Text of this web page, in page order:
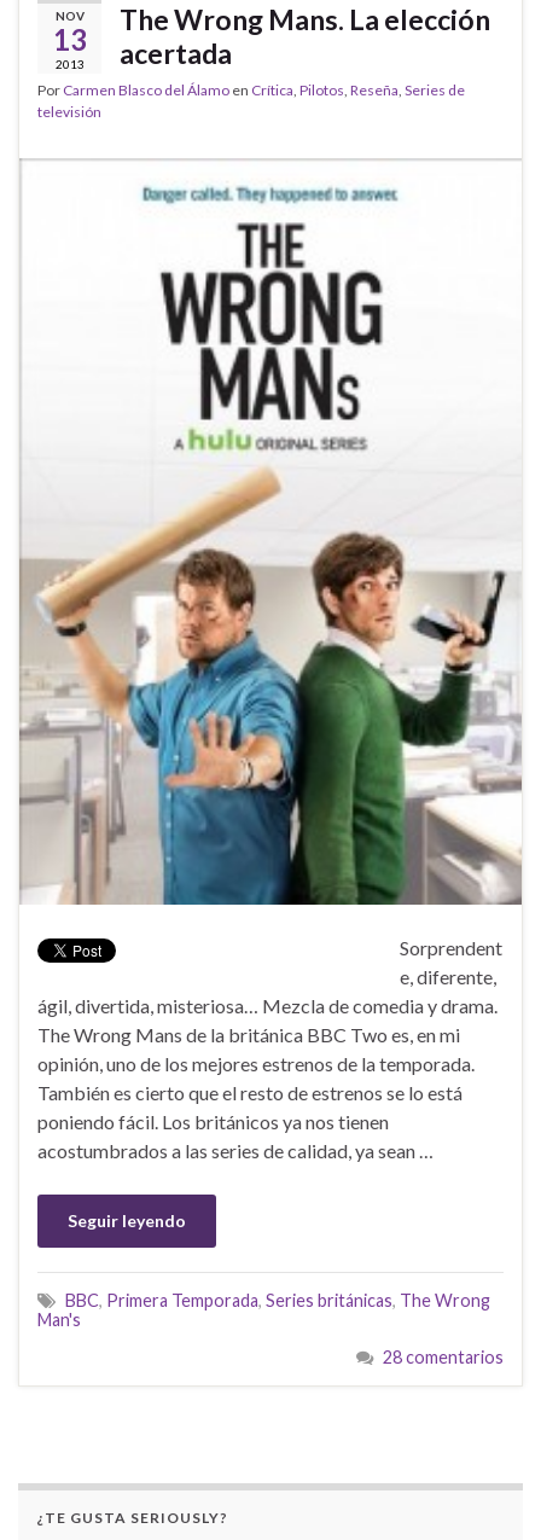
NOV
13
2013
The Wrong Mans. La elección
acertada
Por Carmen Blasco del Álamo en Crítica Pilotos Reseña Series de
televisión
Sorprendent
e, diferente,
ágil, divertida, misteriosa… Mezcla de comedia y drama.
The Wrong Mans de la británica BBC Two es, en mi
opinión, uno de los mejores estrenos de la temporada.
También es cierto que el resto de estrenos se lo está
poniendo fácil. Los británicos ya nos tienen
acostumbrados a las series de calidad, ya sean …
Seguir leyendo
BBC, Primera Temporada, Series británicas, The Wrong
Man's
28 comentarios
¿TE GUSTA SERIOUSLY?